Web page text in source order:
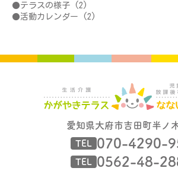
テラスの様子 (2)
活動カレンダー (2)
愛知県大府市吉田町半ノ
TEL 070-4290-
TEL 0562-48-